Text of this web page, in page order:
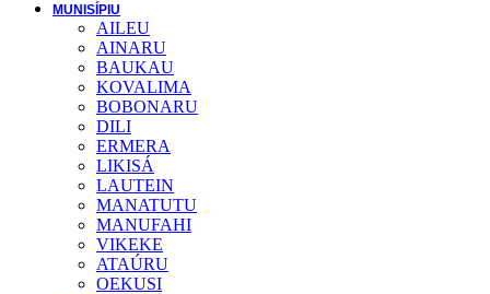
MUNISÍPIU
AILEU
AINARU
BAUKAU
KOVALIMA
BOBONARU
DILI
ERMERA
LIKISÁ
LAUTEIN
MANATUTU
MANUFAHI
VIKEKE
ATAÚRU
OEKUSI